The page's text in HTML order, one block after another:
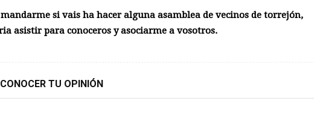
mandarme si vais ha hacer alguna asamblea de vecinos de torrejón,
asistir para conoceros y asociarme a vosotros.
TU OPINIÓN